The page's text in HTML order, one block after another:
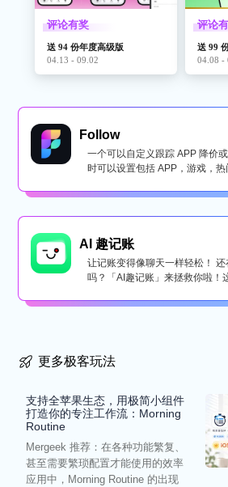
评论有奖
送 94 份年度高级版
04.13 - 09.02
评论
送 99
04.08 -
Follow
一个可以自定义跟踪 APP 降价
时可以设置包括 APP，游戏，
AI 趣记账
让记账变得像聊天一样轻松！
吗？「AI趣记账」来拯救你啦！
更多极客玩法
支持全苹果生态，用极简小组件
打造你的专注工作流：Morning
Routine
Mergeek 推荐：在各种功能繁复、
甚至需要繁琐配置才能使用的效率
应用中，Morning Routine 的出现